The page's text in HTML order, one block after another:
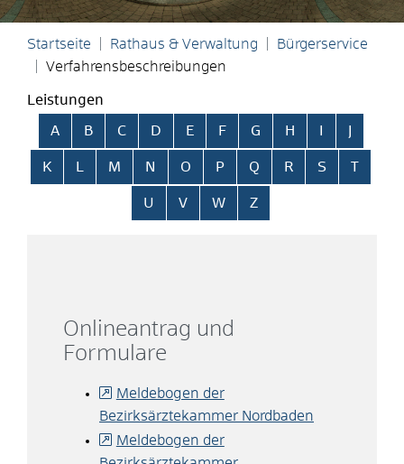
Startseite Rathaus & Verwaltung
Bürgerservice
Verfahrensbeschreibungen
Leistungen
Alphabetisches Register überspringen
A B C D E F G H
K L M N O P Q R S T
U V W Z
Onlineantrag und
Formulare
Meldebogen der
Bezirksärztekammer Nordbaden
Meldebogen der